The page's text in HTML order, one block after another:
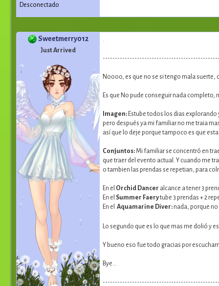
Desconectado
Sweetmerry012
Just Arrived
.
Noooo, es que no se si tengo mala suerte,
Es que No pude conseguir nada completo,
Imagen: Estube todos los dias explorando
pero después ya mi familiar no me traia
así que lo deje porque tampoco es que
Conjuntos: Mi familiar se concentró en
que traer del evento actual. Y cuando me
o tambien las prendas se repetian, para
En el Orchid Dancer alcance a tener 3
En el Summer Faerytube 3 prendas + 2
En el Aquamarine Diver: nada, porque
Lo segundo que es lo que mas me dolió y
Y bueno eso fue todo gracias por
Bye...